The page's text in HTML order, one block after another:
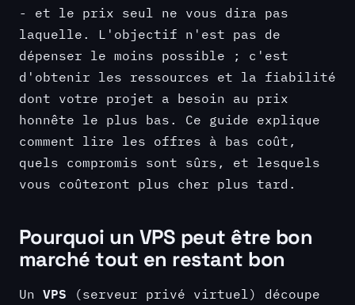
- et le prix seul ne vous dira pas
laquelle. L'objectif n'est pas de
dépenser le moins possible ; c'est
d'obtenir les ressources et la fiabilité
dont votre projet a besoin au prix
honnête le plus bas. Ce guide explique
comment lire les offres à bas coût,
quels compromis sont sûrs, et lesquels
vous coûteront plus cher plus tard.
Pourquoi un VPS peut être bon
marché tout en restant bon
Un VPS (serveur privé virtuel) découpe